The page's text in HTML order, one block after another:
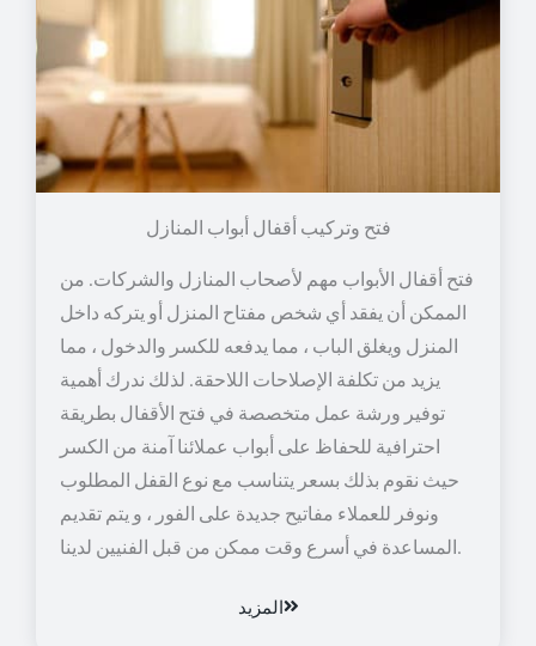
فتح وتركيب أقفال أبواب المنازل
فتح أقفال الأبواب مهم لأصحاب المنازل والشركات. من
الممكن أن يفقد أي شخص مفتاح المنزل أو يتركه داخل
المنزل ويغلق الباب ، مما يدفعه للكسر والدخول ، مما
يزيد من تكلفة الإصلاحات اللاحقة. لذلك ندرك أهمية
توفير ورشة عمل متخصصة في فتح الأقفال بطريقة
احترافية للحفاظ على أبواب عملائنا آمنة من الكسر
حيث نقوم بذلك بسعر يتناسب مع نوع القفل المطلوب
ونوفر للعملاء مفاتيح جديدة على الفور ، و يتم تقديم
المساعدة في أسرع وقت ممكن من قبل الفنيين لدينا.
المزيد